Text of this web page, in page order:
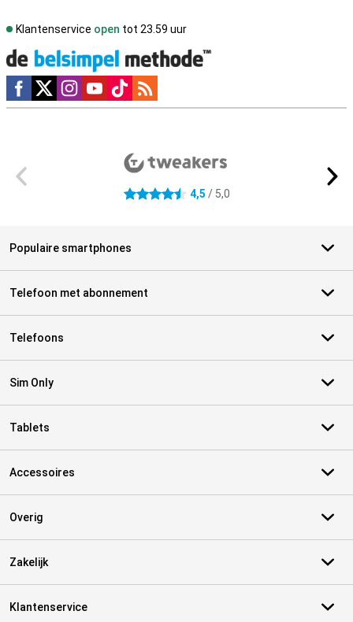
Klantenservice open tot 23.59 uur
Social media
4.5 sterren 4,5 / 5,0
Populaire smartphones
Telefoon met abonnement
Telefoons
Sim Only
Tablets
Accessoires
Overig
Zakelijk
Klantenservice